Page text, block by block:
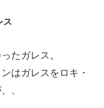
ス
たガレス。
はガレスをロキ・
、